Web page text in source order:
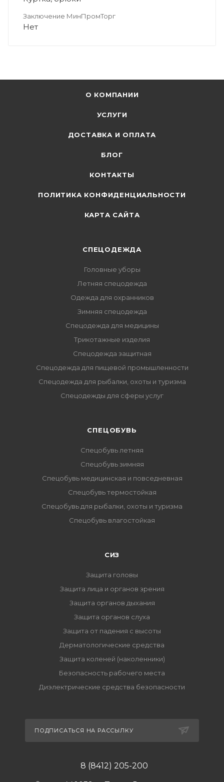
Заключение МинПромТорг
Нет
О КОМПАНИИ
УСЛУГИ
ДОСТАВКА И ОПЛАТА
БЛОГ
КОНТАКТЫ
ПОЛИТИКА КОНФИДЕНЦИАЛЬНОСТИ
КАРТА САЙТА
СПЕЦОДЕЖДА
Головные уборы
Летняя спецодежда
Одежда для охранников
Зимняя спецодежда
Спецодежда для медицины
Трикотажные изделия
Спецодежда защитная
Спецодежда для пищевой промышленности
Спецодежда для рыбалки, охоты и туризма
Спецодежды для сферы услуг
CПЕЦОБУВЬ
Спецобувь летняя
Спецобувь зимняя
Спецобувь медицинская и повседневная
Спецобувь термостойкая
Спецобувь для рыбалки, охоты и туризма
Спецобувь влагостойкая
СИЗ
Защита головы
Защита лица и органов зрения
Защита органов дыхания
Защита органов слуха
Защита от падения с высоты
Дерматологические средства
Защита коленей (наколенники)
Безопасность рабочего места
Диэлектрические средства безопасности
ПОДПИСАТЬСЯ НА РАССЫЛКУ
8 (8412) 205-200